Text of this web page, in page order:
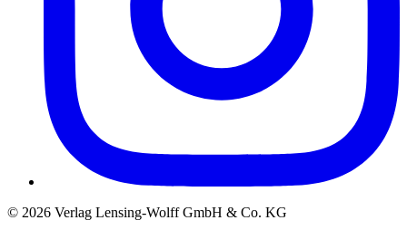
© 2026 Verlag Lensing-Wolff GmbH & Co. KG